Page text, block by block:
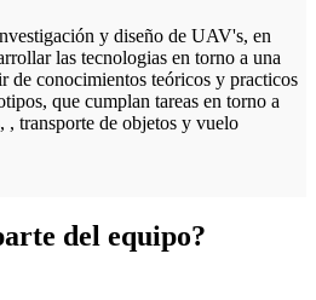
y diseño de UAV's, en
las tecnologias en torno a una
de conocimientos teóricos y practicos
que cumplan tareas en torno a
, transporte de objetos y vuelo
del equipo?